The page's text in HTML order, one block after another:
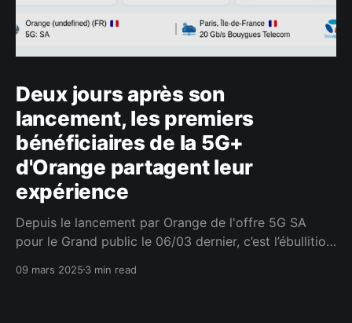
Deux jours après son
lancement, les premiers
bénéficiaires de la 5G+
d'Orange partagent leur
expérience
Depuis le lancement par Orange de l'offre 5G SA
pour le Grand public le 06/03 dernier, c’est l’ébullition
performances de débit mobile en tous genre. Et c’est
09 mars 2025 3 min read